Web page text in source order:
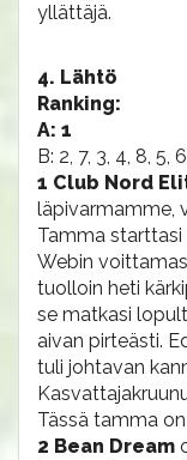
yllättäjä.
4. Lähtö
Ranking:
A: 1
B: 2, 7, 3, 4, 8, 5, 6
1 Club Nord
läpivarmamme,
Tamma starttasi
Webin
tuolloin heti
se matkasi
aivan pirteästi.
tuli johtavan
Tässä tamma
2 Bean Dream